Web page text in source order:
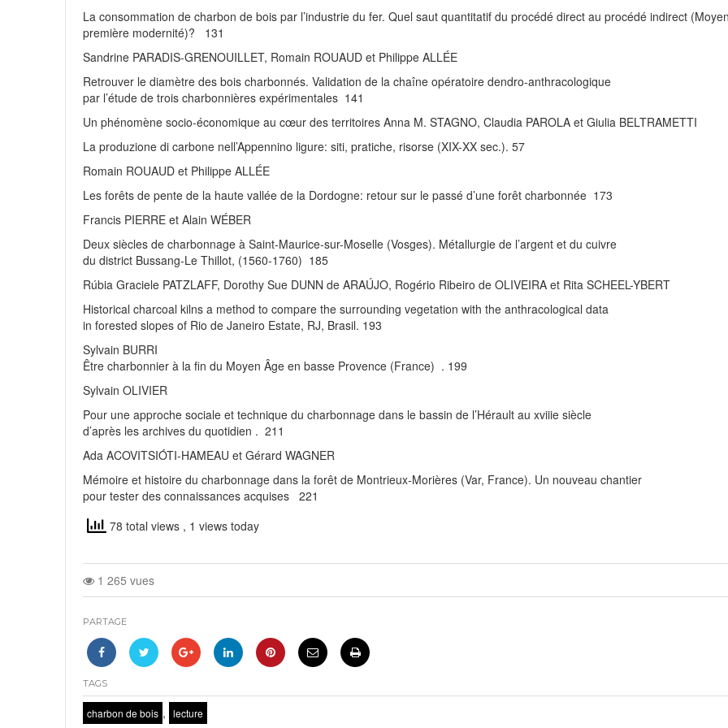
La consommation de charbon de bois par l’industrie du fer. Quel saut quantitatif du procédé direct au procédé indirect
première modernité)? 131
Sandrine PARADIS-GRENOUILLET, Romain ROUAUD et Philippe ALLÉE
Retrouver le diamètre des bois charbonnés. Validation de la chaîne opératoire dendro-anthracologique
par l’étude de trois charbonnières expérimentales 141
Un phénomène socio-économique au cœur des territoires Anna M. STAGNO, Claudia PAROLA et Giulia BELTRAMETTI
La produzione di carbone nell’Appennino ligure: siti, pratiche, risorse (XIX-XX sec.). 57
Romain ROUAUD et Philippe ALLÉE
Les forêts de pente de la haute vallée de la Dordogne: retour sur le passé d’une forêt charbonnée 173
Francis PIERRE et Alain WÉBER
Deux siècles de charbonnage à Saint-Maurice-sur-Moselle (Vosges). Métallurgie de l’argent et du cuivre
du district Bussang-Le Thillot, (1560-1760) 185
Rúbia Graciele PATZLAFF, Dorothy Sue DUNN de ARAÚJO, Rogério Ribeiro de OLIVEIRA et Rita SCHEEL-YBERT
Historical charcoal kilns a method to compare the surrounding vegetation with the anthracological data
in forested slopes of Rio de Janeiro Estate, RJ, Brasil. 193
Sylvain BURRI
Être charbonnier à la fin du Moyen Âge en basse Provence (France) . 199
Sylvain OLIVIER
Pour une approche sociale et technique du charbonnage dans le bassin de l’Hérault au xviiie siècle
d’après les archives du quotidien . 211
Ada ACOVITSIÓTI-HAMEAU et Gérard WAGNER
Mémoire et histoire du charbonnage dans la forêt de Montrieux-Morières (Var, France). Un nouveau chantier
pour tester des connaissances acquises 221
78 total views , 1 views today
1 265 vues
PARTAGE
TAGS
charbon de bois , lecture